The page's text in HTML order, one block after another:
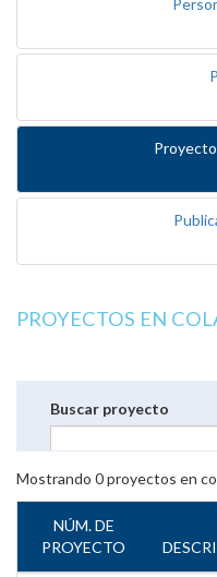
PROYECTOS EN
Buscar proyecto
Mostrando 0proyectos en
NÚM. DE
PROYECTO